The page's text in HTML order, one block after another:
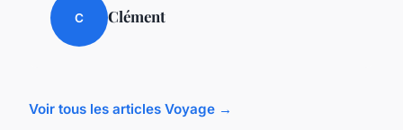
C Clément
Voir tous les articles Voyage →